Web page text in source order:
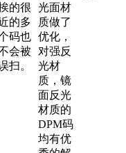
的很
的多
码也
会被
扫。
光面材
质做了
优化，
对强反
光材
质，镜
面反光
材质的
DPM码
均有优